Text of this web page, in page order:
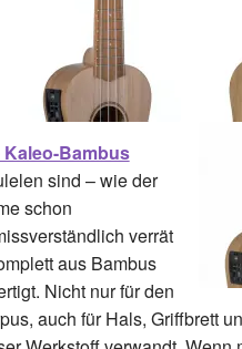
Kaleo-Bambus
sind – wie der
schon
verrät
aus Bambus
Nicht nur für den
auch für Hals, Griffbrett